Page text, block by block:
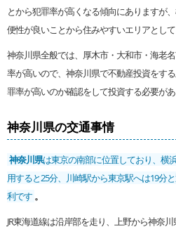
とから犯罪率が高くなる傾向にありますが
便性が良いことから住みやすいエリアとして
神奈川県全般では、厚木市・大和市・海老
率が高いので、神奈川県で不動産投資をす
罪率が高いのか確認をして投資する必要があ
神奈川県の交通事情
神奈川県は東京の南部に位置しており、横
用すると25分、川崎駅から東京駅へは19分
利です 。
JR東海道線は沿岸部を走り、上野から神奈